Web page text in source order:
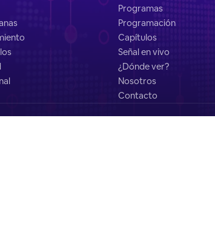
Programas
Programación
Capítulos
Señal en vivo
¿Dónde ver?
Nosotros
Contacto